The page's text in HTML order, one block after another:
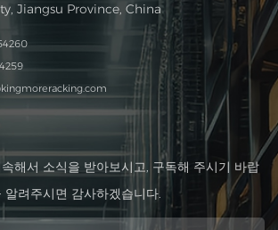
Jiangsu Province, China
해서 소식을 받아보시고, 구독해 주시기 바랍
알려주시면 감사하겠습니다.